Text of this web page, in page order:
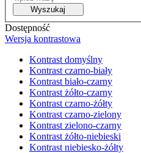
Wyszukaj
Dostępność
Wersja kontrastowa
Kontrast domyślny
Kontrast czarno-biały
Kontrast biało-czarny
Kontrast żółto-czarny
Kontrast czarno-żółty
Kontrast czarno-zielony
Kontrast zielono-czarny
Kontrast żółto-niebieski
Kontrast niebiesko-żółty